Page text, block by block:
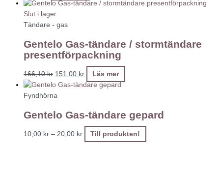
Slut i lager
Tändare - gas
Gentelo Gas-tändare / stormtändare
presentförpackning
166,10kr 151,00 kr Läs mer
Fyndhörna
Gentelo Gas-tändare gepard
10,00 kr – 20,00 kr Till produkten!